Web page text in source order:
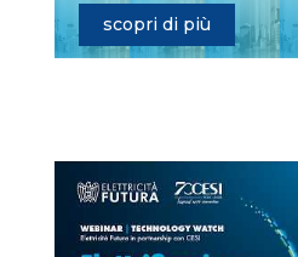
scopri di più